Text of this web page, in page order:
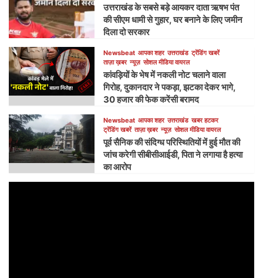
उत्तराखंड के सबसे बड़े आयकर दाता ऋषभ पंत
की सीएम धामी से गुहार, घर बनाने के लिए जमीन
दिला दो सरकार
Newsbeat आपका शहर उत्तराखंड ट्रेंडिंग खबरें
ताज़ा ख़बर न्यूज़ सोशल मीडिया वायरल
कांवड़ियों के भेष में नकली नोट चलाने वाला
गिरोह, दुकानदार ने पकड़ा, झटका देकर भागे,
30 हजार की फेक करेंसी बरामद
Newsbeat आपका शहर उत्तराखंड खबर हटकर
ट्रेंडिंग खबरें ताज़ा ख़बर न्यूज़ सोशल मीडिया वायरल
पूर्व सैनिक की संदिग्ध परिस्थितियों में हुई मौत की
जांच करेगी सीबीसीआईडी, पिता ने लगाया है हत्या
का आरोप